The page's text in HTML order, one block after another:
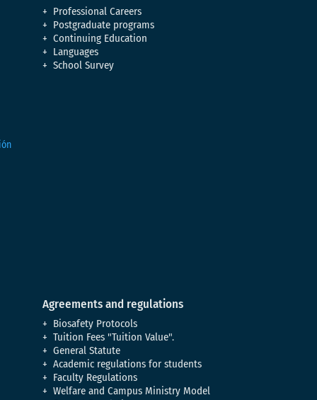
Professional Careers
Postgraduate programs
Continuing Education
Languages
School Survey
Agreements and regulations
Biosafety Protocols
Tuition Fees "Tuition Value".
General Statute
Academic regulations for students
Faculty Regulations
Welfare and Campus Ministry Model